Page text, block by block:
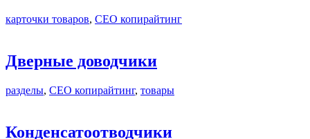
карточки товаров, СЕО копирайтинг
Дверные доводчики
разделы, СЕО копирайтинг, товары
Конденсатоотводчики